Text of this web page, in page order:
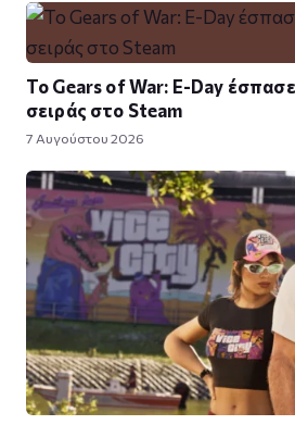
Το Gears of War: E-Day
σειράς στο Steam
7 Αυγούστου 2026